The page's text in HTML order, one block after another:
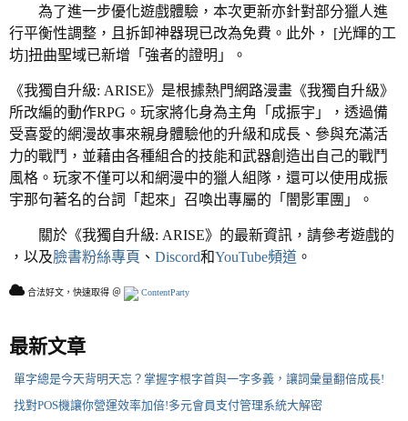
為了進一步優化遊戲體驗，本次更新亦針對部分獵人進
行平衡性調整，且拆卸神器現已改為免費。此外， [光輝的工
坊]扭曲聖域已新增「強者的證明」。
《我獨自升級: ARISE》是根據熱門網路漫畫《我獨自升級》
所改編的動作RPG。玩家將化身為主角「成振宇」，透過備
受喜愛的網漫故事來親身體驗他的升級和成長、參與充滿活
力的戰鬥，並藉由各種組合的技能和武器創造出自己的戰鬥
風格。玩家不僅可以和網漫中的獵人組隊，還可以使用成振
宇那句著名的台詞「起來」召喚出專屬的「闇影軍團」。
關於《我獨自升級: ARISE》的最新資訊，請參考遊戲的
，以及臉書粉絲專頁 、 Discord和YouTube頻道 。
合法好文，快速取得 ＠ ContentParty
最新文章
單字總是今天背明天忘？掌握字根字首與一字多義，讓詞彙量翻倍成長!
找對POS機讓你營運效率加倍!多元會員支付管理系統大解密